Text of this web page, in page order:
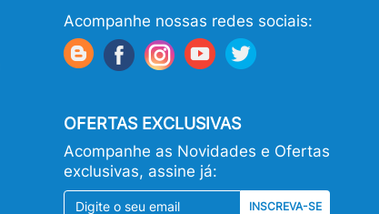
Acompanhe nossas redes sociais:
OFERTAS EXCLUSIVAS
Acompanhe as Novidades e Ofertas
exclusivas, assine já:
INSCREVA-SE